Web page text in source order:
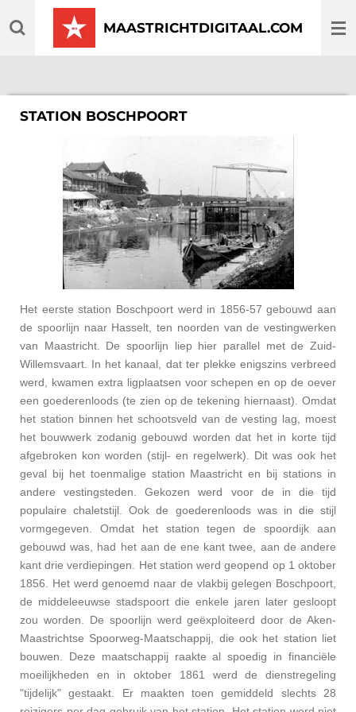
direct
MAASTRICHTDIGITAAL.COM
STATION BOSCHPOORT
Het eerste station Boschpoort werd in 1856-57 gebouwd aan
de spoorlijn naar Hasselt, ten noorden van de vestingwerken
van Maastricht. De spoorlijn liep hier parallel met de Zuid-
Willemsvaart. In het kanaal, dat ter plekke enigszins verbreed
werd, kwamen extra ligplaatsen voor schepen en op de oever
een goederenloods (te zien op de tekening hiernaast). Omdat
het station binnen het schootsveld van de vesting lag, moest
het bouwwerk zodanig gebouwd worden dat het in korte tijd
afgebroken kon worden (stijl- en regelwerk). Dit was ook het
geval bij het toenmalige station Maastricht en bij stations in
andere vestingsteden. Gekozen werd voor de in die tijd
populaire chaletstijl. Ook de goederenloods was in die stijl
vormgegeven. Omdat het station tegen de spoordijk aan
gebouwd was, had het aan de ene kant twee, aan de andere
kant drie verdiepingen. Het station werd geopend op 1 oktober
1856. Het werd genoemd naar de vlakbij gelegen Boschpoort,
de middeleeuwse stadspoort die enkele jaren later gesloopt
zou worden. De spoorlijn werd geëxploiteerd door de Aken-
Maastrichtse Spoorweg-Maatschappij, die ook het station liet
bouwen. Deze maatschappij raakte al spoedig in financiële
moeilijkheden en in oktober 1861 werd de dienstregeling
"tijdelijk" gestaakt. Er maakten toen gemiddeld slechts 28